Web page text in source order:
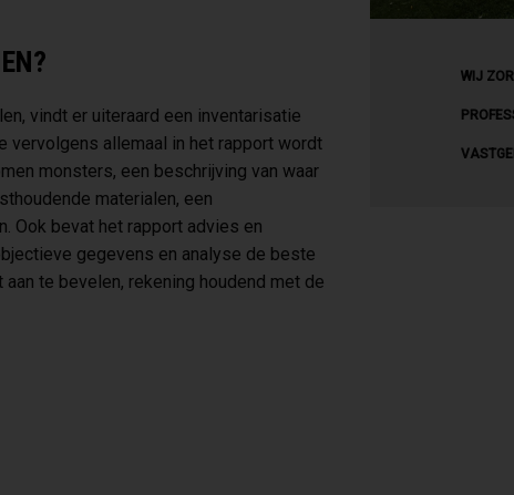
vindt er uiteraard een inventarisatie
vervolgens allemaal in het rapport wordt
monsters, een beschrijving van waar
materialen, een
Ook bevat het rapport advies en
gegevens en analyse de beste
te bevelen, rekening houdend met de
WIJ